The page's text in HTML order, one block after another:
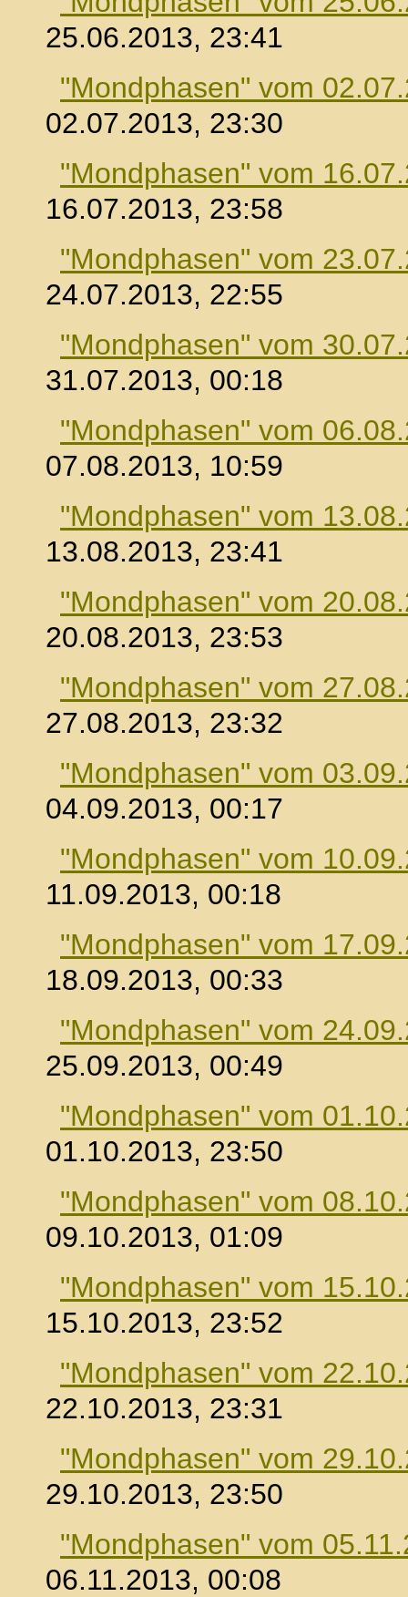
25.06.2013, 23:41
"Mondphasen" vom
02.07.2013, 23:30
"Mondphasen" vom
16.07.2013, 23:58
"Mondphasen" vom
24.07.2013, 22:55
"Mondphasen" vom
31.07.2013, 00:18
"Mondphasen" vom
07.08.2013, 10:59
"Mondphasen" vom
13.08.2013, 23:41
"Mondphasen" vom
20.08.2013, 23:53
"Mondphasen" vom
27.08.2013, 23:32
"Mondphasen" vom
04.09.2013, 00:17
"Mondphasen" vom
11.09.2013, 00:18
"Mondphasen" vom
18.09.2013, 00:33
"Mondphasen" vom
25.09.2013, 00:49
"Mondphasen" vom
01.10.2013, 23:50
"Mondphasen" vom
09.10.2013, 01:09
"Mondphasen" vom
15.10.2013, 23:52
"Mondphasen" vom
22.10.2013, 23:31
"Mondphasen" vom
29.10.2013, 23:50
"Mondphasen" vom
06.11.2013, 00:08